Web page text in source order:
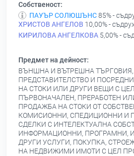
Собственост:
ПАУЪР СОЛЮШЪНС85% -
ХРИСТОВ АНГЕЛОВ 10,00% -
КИРИЛОВА АНГЕЛКОВА 5,00% -
Предмет на дейност:
ВЪНШНА И ВЪТРЕШНА
ПРЕДСТАВИТЕЛСТВО И
НА СТОКИ ИЛИ ДРУГИ ВЕЩИ С
ПЪРВОНАЧАЛЕН, ПРЕРАБОТЕН
ПРОДАЖБА НА СТОКИ ОТ
КОМИСИОННИ, СПЕДИЦИОННИ И
СДЕЛКИ С ИНТЕЛЕКТУАЛНА
ИНФОРМАЦИОННИ, ПРОГРАМНИ,
ДРУГИ УСЛУГИ, ПОКУПКА,
НА НЕДВИЖИМИ ИМОТИ С ЦЕЛ